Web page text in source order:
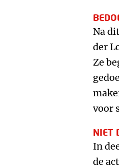
Na
der
Ze
voor
NIET
In
de